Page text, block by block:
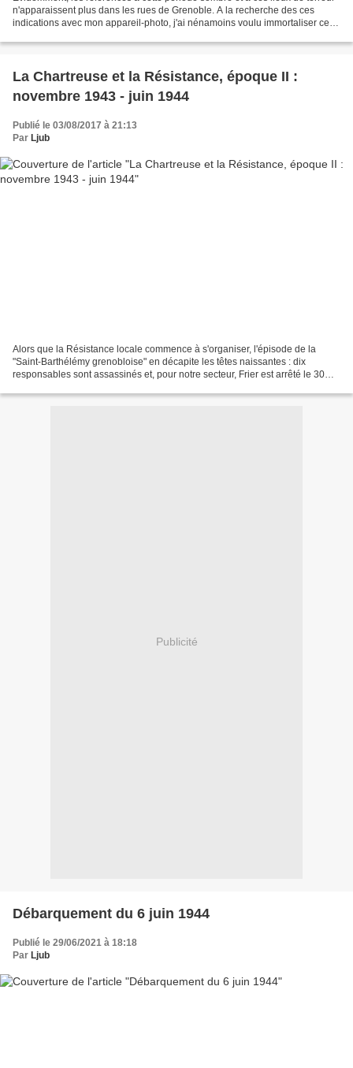
n'apparaissent plus dans les rues de Grenoble. A la recherche des ces
indications avec mon appareil-photo, j'ai nénamoins voulu immortaliser ces
La Chartreuse et la Résistance, époque II :
novembre 1943 - juin 1944
Publié le 03/08/2017 à 21:13
Par Ljub
Alors que la Résistance locale commence à s'organiser, l'épisode de la
"Saint-Barthélémy grenobloise" en décapite les têtes naissantes : dix
responsables sont assassinés et, pour notre secteur, Frier est arrêté le 30
Publicité
Débarquement du 6 juin 1944
Publié le 29/06/2021 à 18:18
Par Ljub